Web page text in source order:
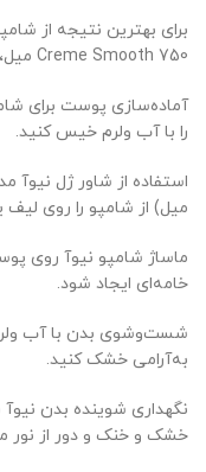
برای بهترین نتیجه از
Creme Smooth 750 میل، مراحل زیر را دنبال کنید:
را با آب ولرم خیس کنید.
میل) از شامپو را روی
ماساژ شامپو نیوآ روی
خامه‌ای ایجاد شود.
شست‌وشوی بدن با آب
به‌آرامی خشک کنید.
خشک و خنک و دور از نور